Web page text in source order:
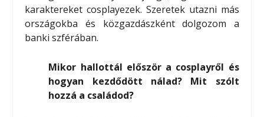
karaktereket cosplayezek. Szeretek utazni más
országokba és közgazdászként dolgozom a
banki szférában.
Mikor hallottál először a cosplayről és
hogyan kezdődött nálad? Mit szólt
hozzá a családod?